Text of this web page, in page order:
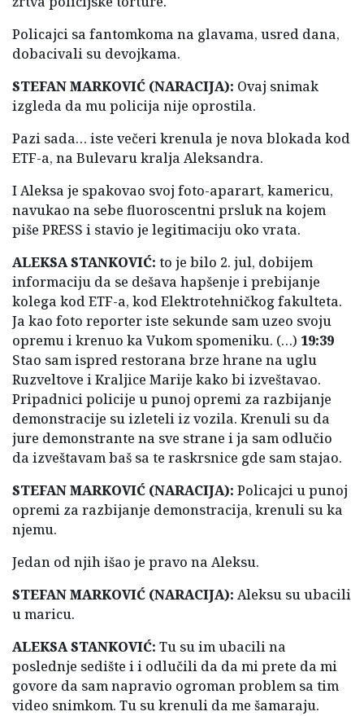
Policajci sa fantomkoma na glavama, usred dana,
dobacivali su devojkama.
STEFAN MARKOVIĆ (NARACIJA): Ovaj snimak
izgleda da mu policija nije oprostila.
Pazi sada… iste večeri krenula je nova blokada kod
ETF-a, na Bulevaru kralja Aleksandra.
I Aleksa je spakovao svoj foto-aparart, kamericu,
navukao na sebe fluoroscentni prsluk na kojem
piše PRESS i stavio je legitimaciju oko vrata.
ALEKSA STANKOVIĆ: to je bilo 2. jul, dobijem
informaciju da se dešava hapšenje i prebijanje
kolega kod ETF-a, kod Elektrotehničkog fakulteta.
Ja kao foto reporter iste sekunde sam uzeo svoju
opremu i krenuo ka Vukom spomeniku. (…) 19:39
Stao sam ispred restorana brze hrane na uglu
Ruzveltove i Kraljice Marije kako bi izveštavao.
Pripadnici policije u punoj opremi za razbijanje
demonstracije su izleteli iz vozila. Krenuli su da
jure demonstrante na sve strane i ja sam odlučio
da izveštavam baš sa te raskrsnice gde sam stajao.
STEFAN MARKOVIĆ (NARACIJA): Policajci u punoj
opremi za razbijanje demonstracija, krenuli su ka
njemu.
Jedan od njih išao je pravo na Aleksu.
STEFAN MARKOVIĆ (NARACIJA): Aleksu su ubacili
u maricu.
ALEKSA STANKOVIĆ: Tu su im ubacili na
poslednje sedište i i odlučili da da mi prete da mi
govore da sam napravio ogroman problem sa tim
video snimkom. Tu su krenuli da me šamaraju.